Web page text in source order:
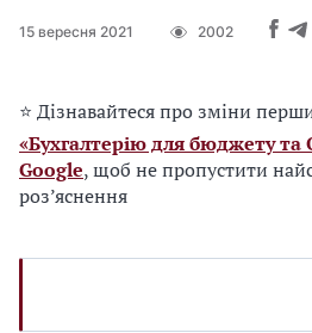
15 вересня 2021 2002
⭐ Дізнавайтеся про зміни
«Бухгалтерію для бюджету
Google, щоб не пропустити
роз’яснення